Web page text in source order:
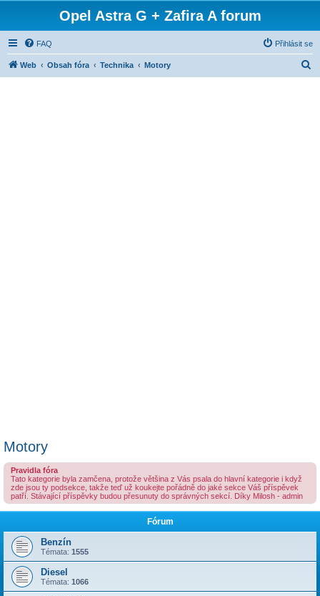
Opel Astra G + Zafira A forum
FAQ Přihlásit se
Web Obsah fóra Technika Motory
Motory
Pravidla fóra
Tato kategorie byla zamčena, protože většina z Vás psala do hlavní kategorie i když
zde jsou ty podsekce, takže teď už koukejte pořádně do jaké sekce Váš příspěvek
patří. Stávající příspěvky budou přesunuty do správných sekcí. Díky Milosh - admin
Fórum
Benzín
Témata: 1555
Diesel
Témata: 1066